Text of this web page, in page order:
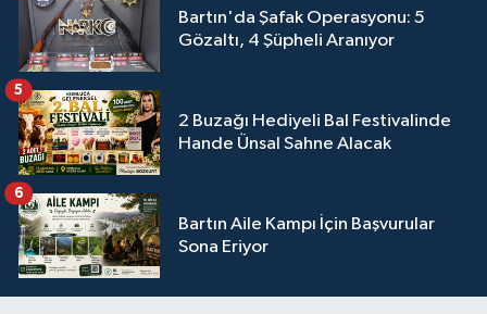
Bartın'da Şafak Operasyonu: 5
Gözaltı, 4 Şüpheli Aranıyor
2 Buzağı Hediyeli Bal Festivalinde
Hande Ünsal Sahne Alacak
5
Bartın Aile Kampı İçin Başvurular
Sona Eriyor
6